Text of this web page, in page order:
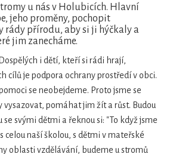
u nás v Holubicích. Hlavní
jeho proměny, pochopit
rády přírodu, aby si ji hýčkaly a
jim zanecháme.
i dětí, kteří si rádi hrají,
cílů je podpora ochrany prostředí v obci.
se neobejdeme. Proto jsme se
pomáhat jim žít a růst. Budou
svými dětmi a řeknou si: "To když jsme
celou naší školou, s dětmi v mateřské
oblasti vzdělávání, budeme u stromů